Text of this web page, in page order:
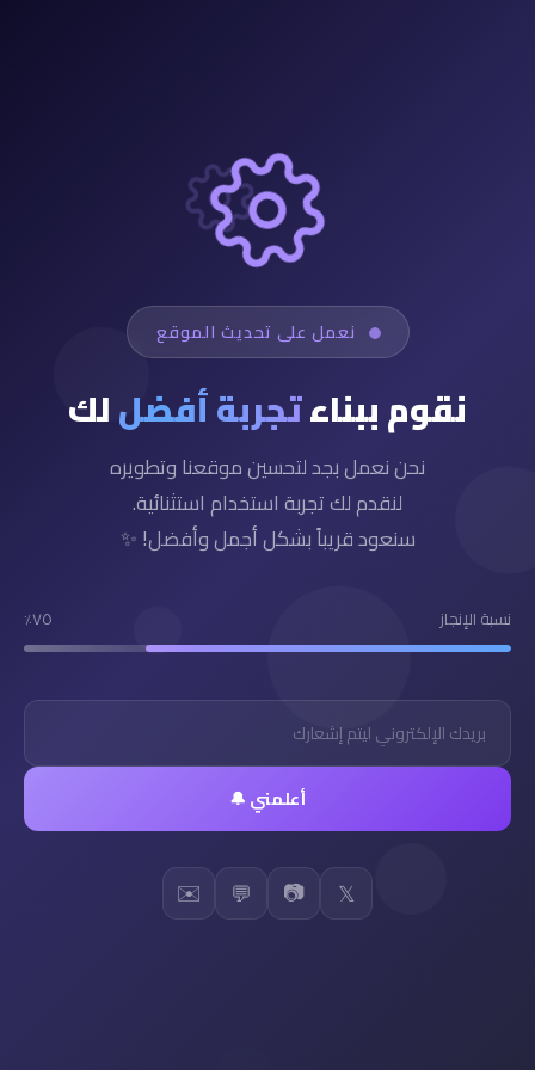
نعمل على تحديث الموقع
نقوم ببناءتجربة أفضللك
نحن نعمل بجد لتحسين موقعنا وتطويره
لنقدم لك تجربة استخدام استثنائية.
سنعود قريباً بشكل أجمل وأفضل! ✨
نسبة الإنجاز ٧٥٪
أعلمني 🔔
𝕏
📷
💬
✉️